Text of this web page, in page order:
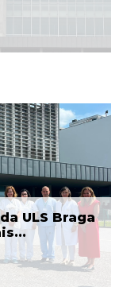
ULS Braga